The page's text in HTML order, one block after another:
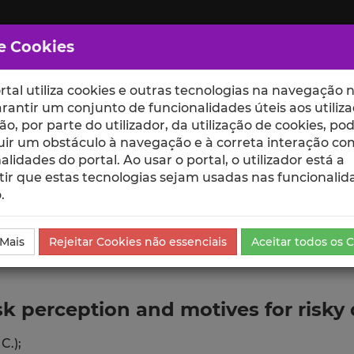
ESCOLAS UNIDADES
perception and motives for
Cookies
utiliza cookies e outras tecnologias na navegação
um conjunto de funcionalidades úteis aos
por parte do utilizador, da utilização de cookies,
um obstáculo à navegação e à correta interação
do portal. Ao usar o portal, o utilizador está a
que estas tecnologias sejam usadas nas
Rejeitar Cookies não essenciais Aceitar todos os